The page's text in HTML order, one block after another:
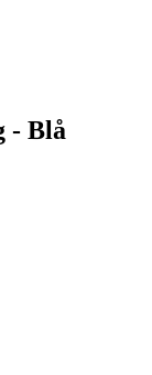
- Blå